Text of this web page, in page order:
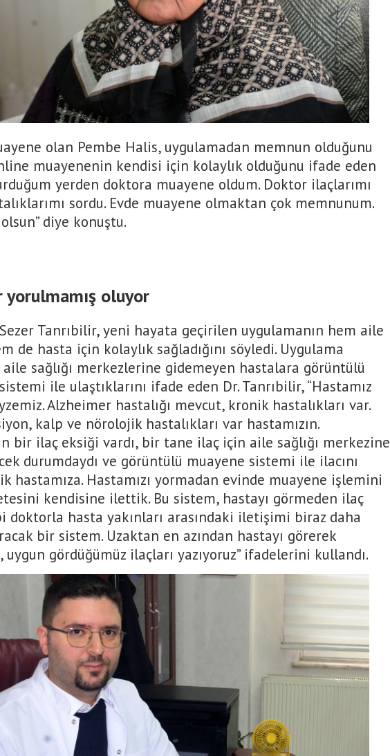
olan Pembe Halis, uygulamadan memnun olduğunu
muayenenin kendisi için kolaylık olduğunu ifade eden
yerden doktora muayene oldum. Doktor ilaçlarımı
sordu. Evde muayene olmaktan çok memnunum.
diye konuştu.
yorulmamış oluyor
Tanrıbilir, yeni hayata geçirilen uygulamanın hem aile
de hasta için kolaylık sağladığını söyledi. Uygulama
aile sağlığı merkezlerine gidemeyen hastalara görüntülü
ile ulaştıklarını ifade eden Dr. Tanrıbilir, “Hastamız
Alzheimer hastalığı mevcut, kronik hastalıkları var.
kalp ve nörolojik hastalıkları var hastamızın.
bir ilaç eksiği vardı, bir tane ilaç için aile sağlığı merkezine
durumdaydı ve görüntülü muayene sistemi ile ilacını
hastamıza. Hastamızı yormadan evinde muayene işlemini
kendisine ilettik. Bu sistem, hastayı görmeden ilaç
doktorla hasta yakınları arasındaki iletişimi biraz daha
bir sistem. Uzaktan en azından hastayı görerek
uygun gördüğümüz ilaçları yazıyoruz” ifadelerini kullandı.